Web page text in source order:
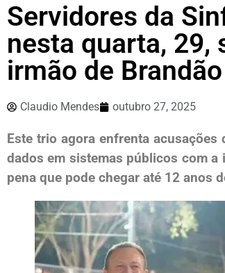
Servidores da
nesta quarta, 29,
irmão de Brandão
Claudio Mendes outubro 27, 2025
Este trio agora enfrenta
dados em sistemas públicos com
pena que pode chegar até 12 anos